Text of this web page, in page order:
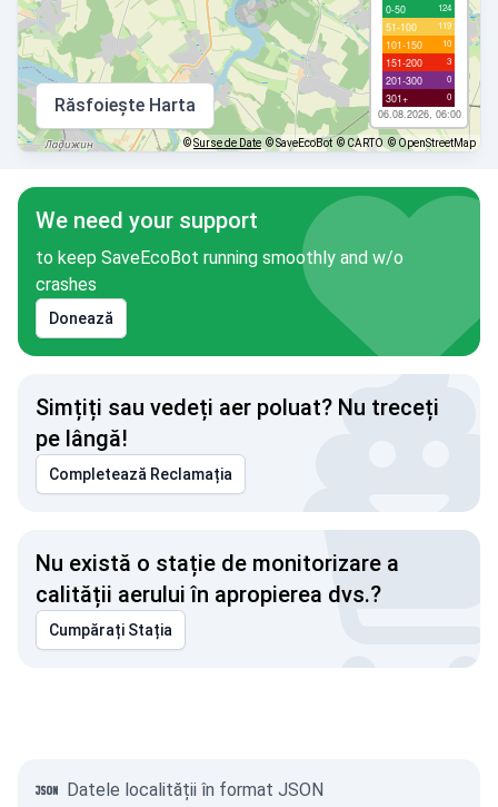
0-50 124
51-100 119
101-150 10
151-200 3
201-300 0
301+ 0
06.08.2026, 06:00
Răsfoiește Harta
©Surse de Date © SaveEcoBot © CARTO © OpenStreetMap
We need your support
to keep SaveEcoBot running smoothly and w/o
crashes
Donează
Simțiți sau vedeți aer poluat? Nu treceți
pe lângă!
Completează Reclamația
Nu există o stație de monitorizare a
calității aerului în apropierea dvs.?
Cumpărați Stația
Datele localității în format JSON